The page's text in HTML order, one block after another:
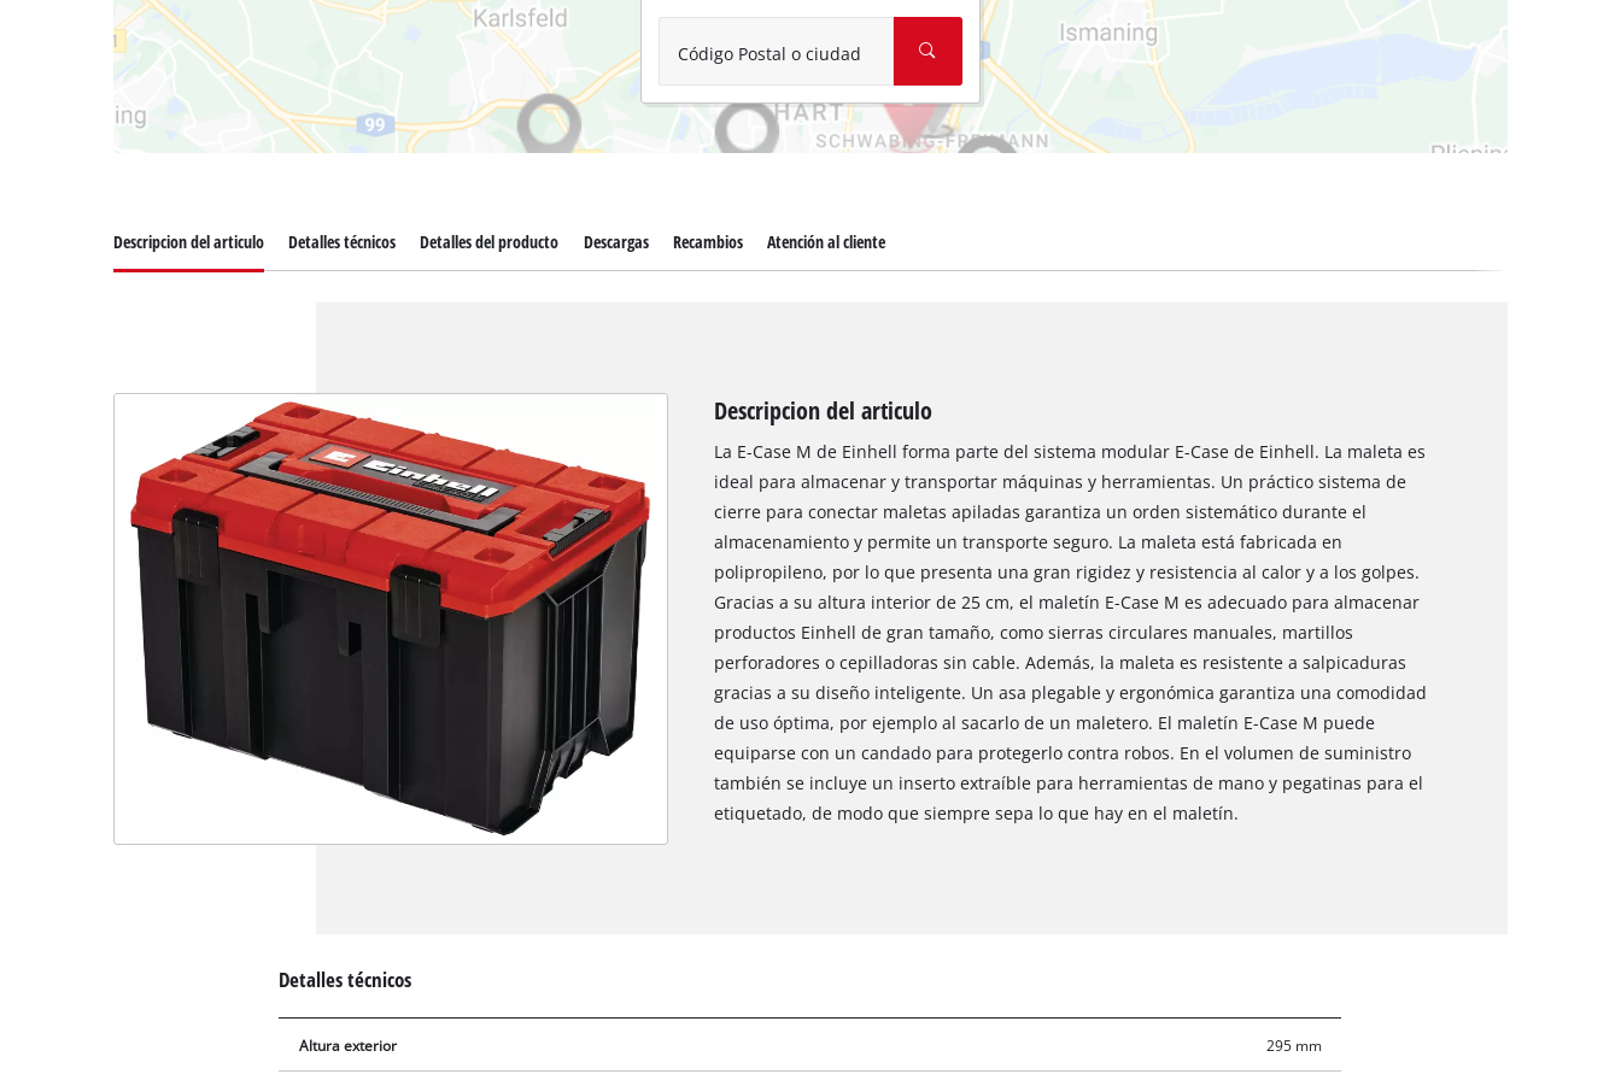
Aspirador de materiales húmedos y secos
Aspiradoras para cenizas
Más herramientas de limpieza
Hidrolavadoras
Código Postal o ciudad
Descripcion del articulo Detalles técnicos Detalles del producto Descargas Recambios Atención al cliente
Descripcion del articulo
La E-Case M de Einhell forma parte del sistema modular E-Case de Einhell. La maleta es
ideal para almacenar y transportar máquinas y herramientas. Un práctico sistema de
cierre para conectar maletas apiladas garantiza un orden sistemático durante el
almacenamiento y permite un transporte seguro. La maleta está fabricada en
polipropileno, por lo que presenta una gran rigidez y resistencia al calor y a los golpes.
Gracias a su altura interior de 25 cm, el maletín E-Case M es adecuado para almacenar
productos Einhell de gran tamaño, como sierras circulares manuales, martillos
perforadores o cepilladoras sin cable. Además, la maleta es resistente a salpicaduras
gracias a su diseño inteligente. Un asa plegable y ergonómica garantiza una comodidad
de uso óptima, por ejemplo al sacarlo de un maletero. El maletín E-Case M puede
equiparse con un candado para protegerlo contra robos. En el volumen de suministro
también se incluye un inserto extraíble para herramientas de mano y pegatinas para el
etiquetado, de modo que siempre sepa lo que hay en el maletín.
Detalles técnicos
Altura exterior 295 mm